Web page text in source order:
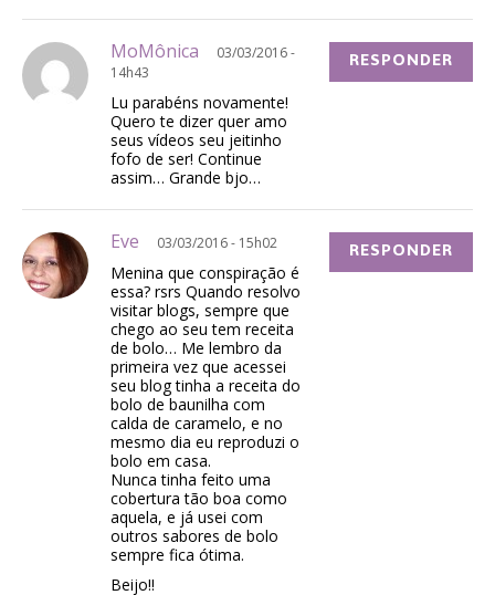
MoMônica
03/03/2016 -
14h43
Lu parabéns novamente!
Quero te dizer quer amo
seus vídeos seu jeitinho
fofo de ser! Continue
assim… Grande bjo…
RESPONDER
Eve 03/03/2016 - 15h02
Menina que conspiração é
essa? rsrs Quando resolvo
visitar blogs, sempre que
chego ao seu tem receita
de bolo… Me lembro da
primeira vez que acessei
seu blog tinha a receita do
bolo de baunilha com
calda de caramelo, e no
mesmo dia eu reproduzi o
bolo em casa.
Nunca tinha feito uma
cobertura tão boa como
aquela, e já usei com
outros sabores de bolo
sempre fica ótima.
Beijo!!
RESPONDER